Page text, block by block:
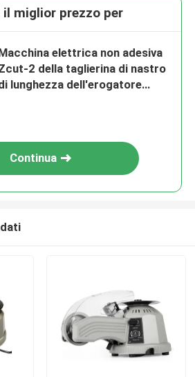
miglior prezzo per
elettrica non adesiva
2 della taglierina di nastro
lunghezza dell'erogatore
Continua